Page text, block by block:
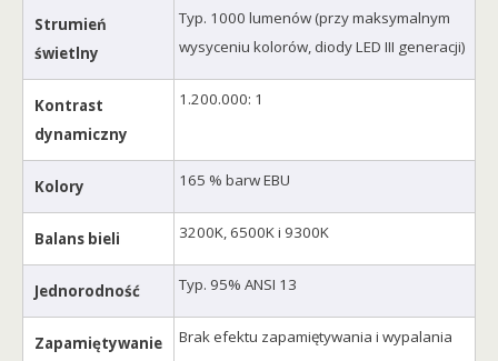
Strumień
świetlny
Typ. 1000 lumenów (przy maksymalnym
wysyceniu kolorów, diody LED III generacji)
Kontrast
dynamiczny
1.200.000: 1
Kolory 165 % barw EBU
Balans bieli 3200K, 6500K i 9300K
Jednorodność Typ. 95% ANSI 13
Zapamiętywanie
Brak efektu zapamiętywania i wypalania